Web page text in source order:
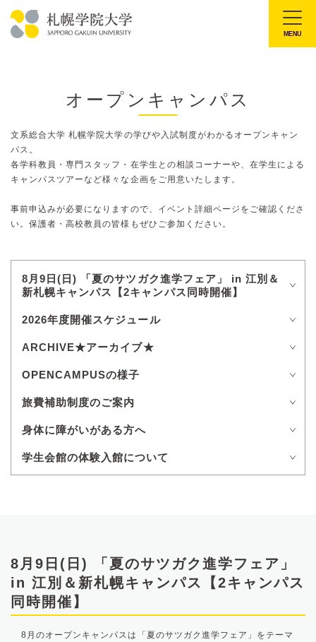
文
学
MENU
オープンキャンパス
文系総合大学 札幌学院大学の学びや入試制度がわかるオープンキャン
パス。
各学科教員・専門スタッフ・在学生との相談コーナーや、在学生による
キャンパスツアーなど様々な企画をご用意いたします。
事前申込みが必要になりますので、イベント詳細ページをご確認くださ
い。保護者・高校教員の皆様もぜひご参加ください。
8月9日(日) 「夏のサツガク進学フェア」 in 江別＆
新札幌キャンパス【2キャンパス同時開催】
2026年度開催スケジュール
ARCHIVE★アーカイブ★
OPENCAMPUSの様子
旅費補助制度のご案内
身体に障がいがある方へ
学生会館の体験入館について
8月9日(日) 「夏のサツガク進学フェア」
in 江別＆新札幌キャンパス【2キャンパス
同時開催】
8月のオープンキャンパスは「夏のサツガク進学フェア」をテーマ